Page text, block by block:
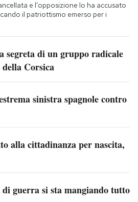
e l’opposizione lo ha accusato
il patriottismo emerso per i
segreta di un gruppo radicale
Corsica
sinistra spagnole contro
alla cittadinanza per nascita,
di guerra si sta mangiando tutto